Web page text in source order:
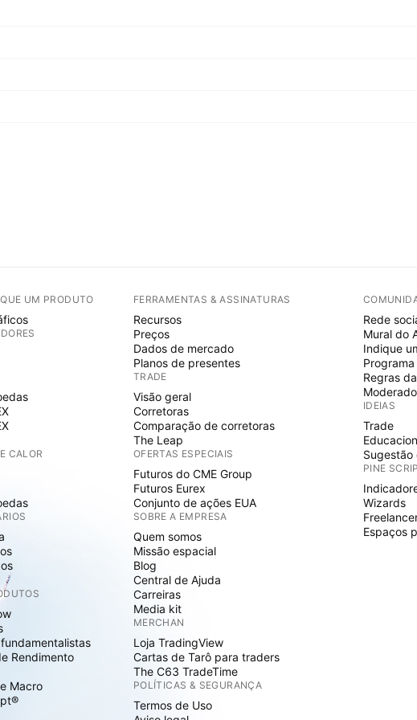
UM PRODUTO
CALOR
Rendimento
Macro
FERRAMENTAS & ASSINATURAS
Recursos
Preços
Dados de mercado
Planos de presentes
TRADE
Visão geral
Corretoras
Comparação de corretoras
The Leap
OFERTAS ESPECIAIS
Futuros do CME Group
Futuros Eurex
Conjunto de ações EUA
SOBRE A EMPRESA
Quem somos
Missão espacial
Blog
Central de Ajuda
Carreiras
Media kit
MERCHAN
Loja TradingView
Cartas de Tarô para traders
The C63 TradeTime
POLÍTICAS & SEGURANÇA
Termos de Uso
Rede
Mural do
Indique
Regras
IDEIAS
Trade
Sugestão
PINE
Wizards
Espaços